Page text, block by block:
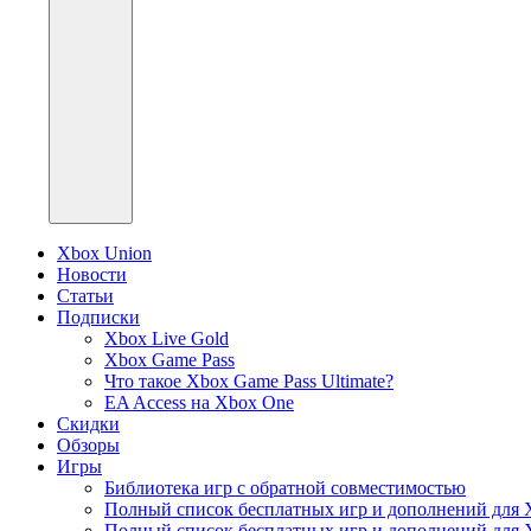
Xbox Union
Новости
Статьи
Подписки
Xbox Live Gold
Xbox Game Pass
Что такое Xbox Game Pass Ultimate?
EA Access на Xbox One
Скидки
Обзоры
Игры
Библиотека игр с обратной совместимостью
Полный список бесплатных игр и дополнений для